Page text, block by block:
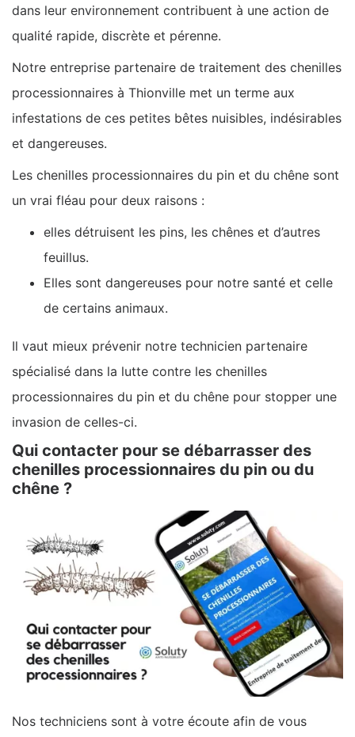
dans leur environnement contribuent à une action de
qualité rapide, discrète et pérenne.
Notre entreprise partenaire de traitement des chenilles
processionnaires à Thionville met un terme aux
infestations de ces petites bêtes nuisibles, indésirables
et dangereuses.
Les chenilles processionnaires du pin et du chêne sont
un vrai fléau pour deux raisons :
elles détruisent les pins, les chênes et d’autres
feuillus.
Elles sont dangereuses pour notre santé et celle
de certains animaux.
Il vaut mieux prévenir notre technicien partenaire
spécialisé dans la lutte contre les chenilles
processionnaires du pin et du chêne pour stopper une
invasion de celles-ci.
Qui contacter pour se débarrasser des
chenilles processionnaires du pin ou du
chêne ?
Nos techniciens sont à votre écoute afin de vous